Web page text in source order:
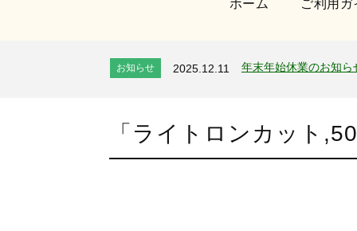
ホーム ご利用ガ
お知らせ 2025.12.11 年末年始休業のお知ら
お知らせ 2024.2.27 オンラインショップを
「 ライトロンカット